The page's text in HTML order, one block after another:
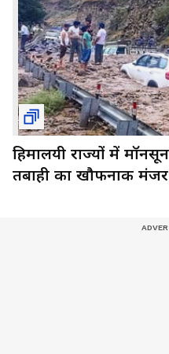
हिमालयी राज्यों में
तबाही का खौफनाक मंजर